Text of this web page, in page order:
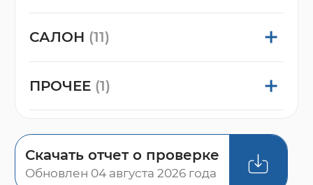
САЛОН (11)
ПРОЧЕЕ (1)
Скачать отчет о проверке
Обновлен 04 августа 2026 года